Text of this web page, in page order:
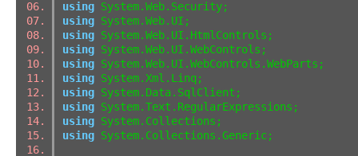
using System.Web.Security;
using System.Web.UI;
using System.Web.UI.HtmlControls;
using System.Web.UI.WebControls;
using System.Web.UI.WebControls.WebParts;
using System.Xml.Linq;
using System.Data.SqlClient;
using System.Text.RegularExpressions;
using System.Collections;
using System.Collections.Generic;